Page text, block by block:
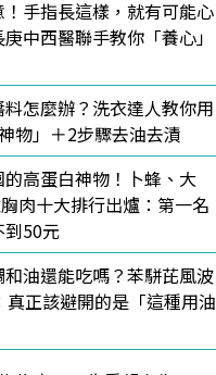
！手指長這樣，就有可能心
中西醫聯手教你「養心」
怎麼辦？洗衣達人教你用
物」＋2步驟去油去漬
高蛋白神物！卜蜂、大
肉十大排行出爐：第一名
到50元
油還能吃嗎？苯駢芘風波
真正該避開的是「這種用油